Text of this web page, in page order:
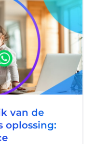
van de
oplossing: